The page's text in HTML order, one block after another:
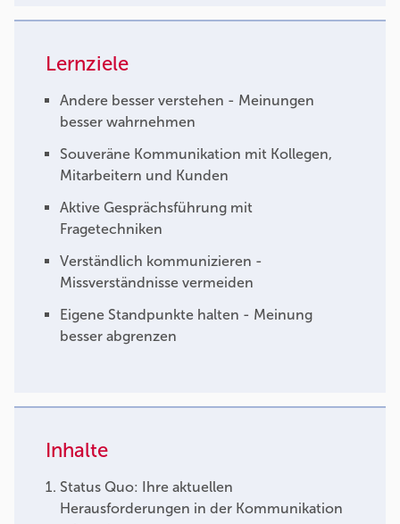
Lernziele
Andere besser verstehen - Meinungen
besser wahrnehmen
Souveräne Kommunikation mit Kollegen,
Mitarbeitern und Kunden
Aktive Gesprächsführung mit
Fragetechniken
Verständlich kommunizieren -
Missverständnisse vermeiden
Eigene Standpunkte halten - Meinung
besser abgrenzen
Inhalte
Status Quo: Ihre aktuellen
Herausforderungen in der Kommunikation